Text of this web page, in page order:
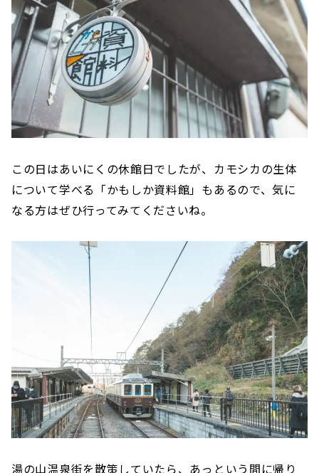
この日はあいにくの休館日でしたが、カモシカの生体
について学べる「かもしか資料館」もあるので、気に
なる方はぜひ行ってみてくださいね。
湯の山温泉街を散策していたら、あっという間に帰り